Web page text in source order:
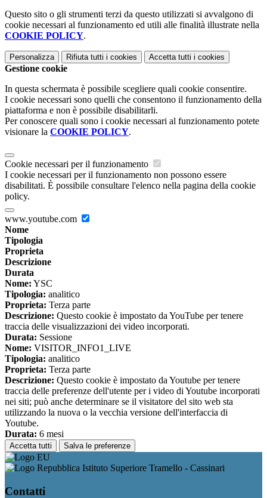
Questo sito o gli strumenti terzi da questo utilizzati si avvalgono di
cookie necessari al funzionamento ed utili alle finalità illustrate nella
COOKIE POLICY.
Personalizza Rifiuta tutti i cookies Accetta tutti i cookies
Gestione cookie
In questa schermata è possibile scegliere quali cookie consentire.
I cookie necessari sono quelli che consentono il funzionamento della
piattaforma e non è possibile disabilitarli.
Per conoscere quali sono i cookie necessari al funzionamento potete
visionare la COOKIE POLICY.
Cookie necessari per il funzionamento
I cookie necessari per il funzionamento non possono essere
disabilitati. È possibile consultare l'elenco nella pagina della cookie
policy.
www.youtube.com
Nome
Tipologia
Proprieta
Descrizione
Durata
Nome: YSC
Tipologia: analitico
Proprieta: Terza parte
Descrizione: Questo cookie è impostato da YouTube per tenere
traccia delle visualizzazioni dei video incorporati.
Durata: Sessione
Nome: VISITOR_INFO1_LIVE
Tipologia: analitico
Proprieta: Terza parte
Descrizione: Questo cookie è impostato da Youtube per tenere
traccia delle preferenze dell'utente per i video di Youtube incorporati
nei siti; può anche determinare se il visitatore del sito web sta
utilizzando la nuova o la vecchia versione dell'interfaccia di
Youtube.
Durata: 6 mesi
Accetta tutti Salva le preferenze
Istituto Superiore Tramello - Cassinari
Contatti